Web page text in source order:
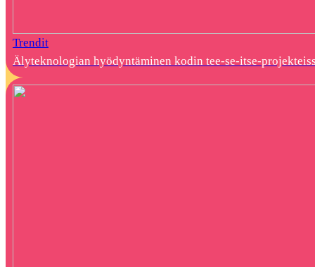
Trendit
Älyteknologian hyödyntäminen kodin tee-se-itse-